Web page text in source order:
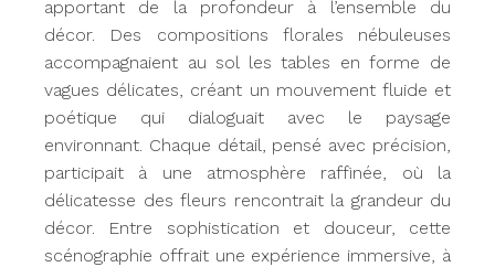
apportant de la profondeur à l’ensemble du
décor. Des compositions florales nébuleuses
accompagnaient au sol les tables en forme de
vagues délicates, créant un mouvement fluide et
poétique qui dialoguait avec le paysage
environnant. Chaque détail, pensé avec précision,
participait à une atmosphère raffinée, où la
délicatesse des fleurs rencontrait la grandeur du
décor. Entre sophistication et douceur, cette
scénographie offrait une expérience immersive, à